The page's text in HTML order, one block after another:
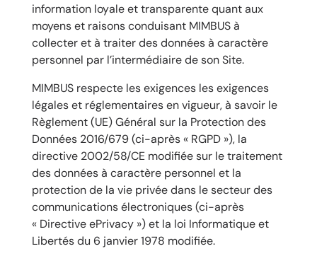
information loyale et transparente quant aux
moyens et raisons conduisant MIMBUS à
collecter et à traiter des données à caractère
personnel par l’intermédiaire de son Site.
MIMBUS respecte les exigences les exigences
légales et réglementaires en vigueur, à savoir le
Règlement (UE) Général sur la Protection des
Données 2016/679 (ci-après « RGPD »), la
directive 2002/58/CE modifiée sur le traitement
des données à caractère personnel et la
protection de la vie privée dans le secteur des
communications électroniques (ci-après
« Directive ePrivacy ») et la loi Informatique et
Libertés du 6 janvier 1978 modifiée.